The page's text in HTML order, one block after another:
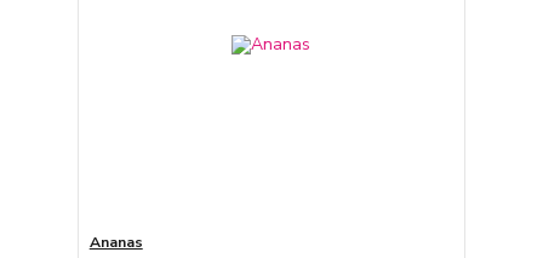
Ananas